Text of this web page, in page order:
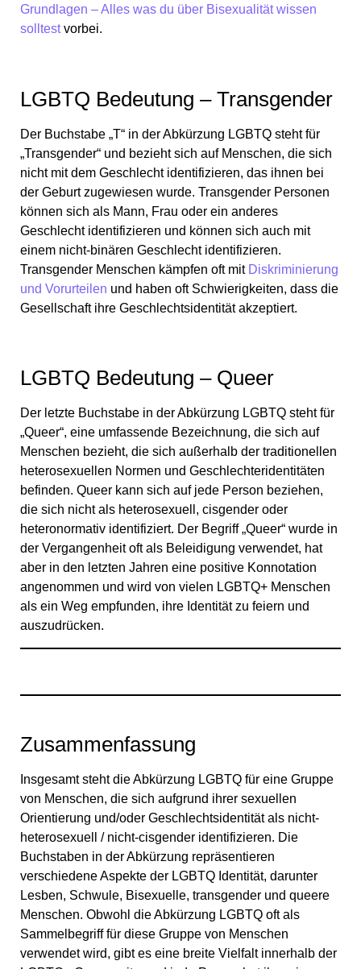
Grundlagen – Alles was du über Bisexualität wissen
solltestvorbei.
LGBTQ Bedeutung – Transgender
Der Buchstabe „T“ in der Abkürzung LGBTQ steht für
„Transgender“ und bezieht sich auf Menschen, die sich
nicht mit dem Geschlecht identifizieren, das ihnen bei
der Geburt zugewiesen wurde. Transgender Personen
können sich als Mann, Frau oder ein anderes
Geschlecht identifizieren und können sich auch mit
einem nicht-binären Geschlecht identifizieren.
Transgender Menschen kämpfen oft mit Diskriminierung
und Vorurteilen und haben oft Schwierigkeiten, dass die
Gesellschaft ihre Geschlechtsidentität akzeptiert.
LGBTQ Bedeutung – Queer
Der letzte Buchstabe in der Abkürzung LGBTQ steht für
„Queer“, eine umfassende Bezeichnung, die sich auf
Menschen bezieht, die sich außerhalb der traditionellen
heterosexuellen Normen und Geschlechteridentitäten
befinden. Queer kann sich auf jede Person beziehen,
die sich nicht als heterosexuell, cisgender oder
heteronormativ identifiziert. Der Begriff „Queer“ wurde in
der Vergangenheit oft als Beleidigung verwendet, hat
aber in den letzten Jahren eine positive Konnotation
angenommen und wird von vielen LGBTQ+ Menschen
als ein Weg empfunden, ihre Identität zu feiern und
auszudrücken.
Zusammenfassung
Insgesamt steht die Abkürzung LGBTQ für eine Gruppe
von Menschen, die sich aufgrund ihrer sexuellen
Orientierung und/oder Geschlechtsidentität als nicht-
heterosexuell / nicht-cisgender identifizieren. Die
Buchstaben in der Abkürzung repräsentieren
verschiedene Aspekte der LGBTQ Identität, darunter
Lesben, Schwule, Bisexuelle, transgender und queere
Menschen. Obwohl die Abkürzung LGBTQ oft als
Sammelbegriff für diese Gruppe von Menschen
verwendet wird, gibt es eine breite Vielfalt innerhalb der